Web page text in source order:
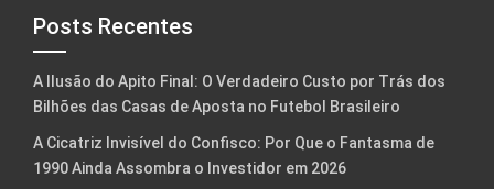
Posts Recentes
A Ilusão do Apito Final: O Verdadeiro Custo por Trás dos
Bilhões das Casas de Aposta no Futebol Brasileiro
A Cicatriz Invisível do Confisco: Por Que o Fantasma de
1990 Ainda Assombra o Investidor em 2026